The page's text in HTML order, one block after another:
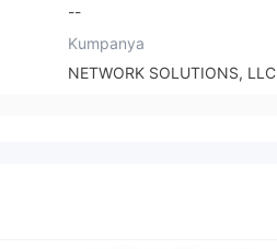
--
Kumpanya
NETWORK SOLUTIONS, LLC.